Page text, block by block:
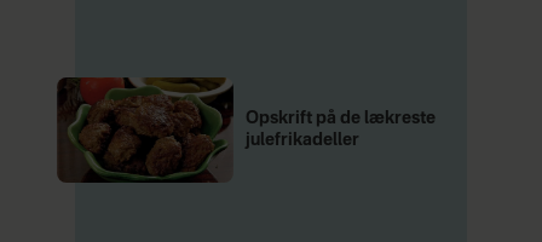
Opskrift på de lækreste
julefrikadeller